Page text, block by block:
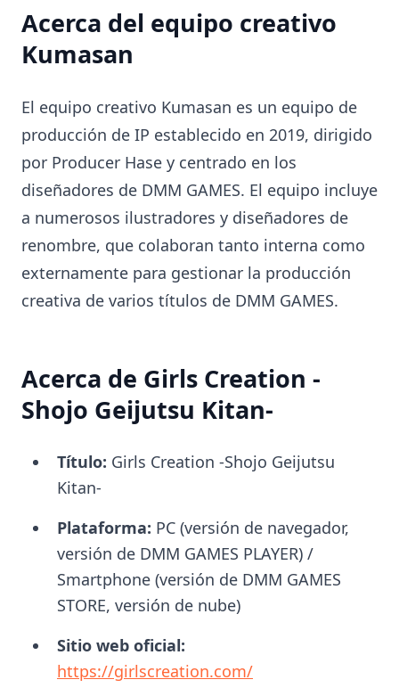
Acerca del equipo creativo
Kumasan
El equipo creativo Kumasan es un equipo de
producción de IP establecido en 2019, dirigido
por Producer Hase y centrado en los
diseñadores de DMM GAMES. El equipo incluye
a numerosos ilustradores y diseñadores de
renombre, que colaboran tanto interna como
externamente para gestionar la producción
creativa de varios títulos de DMM GAMES.
Acerca de Girls Creation -
Shojo Geijutsu Kitan-
Título: Girls Creation -Shojo Geijutsu
Kitan-
Plataforma: PC (versión de navegador,
versión de DMM GAMES PLAYER) /
Smartphone (versión de DMM GAMES
STORE, versión de nube)
Sitio web oficial:
https://girlscreation.com/